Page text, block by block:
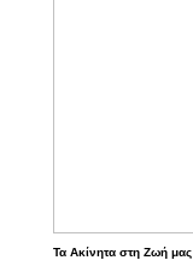
Τα Ακίνητα στη Ζωή μας